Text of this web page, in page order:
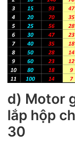
d) Motor
lắp hộp
30